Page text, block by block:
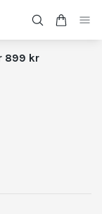
899 kr